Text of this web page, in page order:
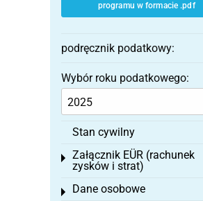
programu w formacie .pdf
podręcznik podatkowy:
Wybór roku podatkowego:
Stan cywilny
Załącznik EÜR (rachunek
zysków i strat)
Toggle menu
Dane osobowe
Toggle menu